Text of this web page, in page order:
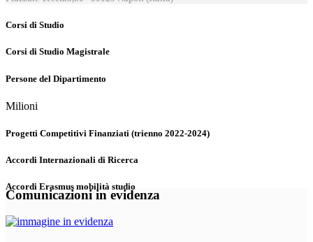
Corsi di Studio
Corsi di Studio Magistrale
Persone del Dipartimento
Milioni
Progetti Competitivi Finanziati (trienno 2022-2024)
Accordi Internazionali di Ricerca
Accordi Erasmus mobilità studio
Comunicazioni in evidenza